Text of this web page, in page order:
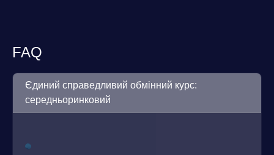
FAQ
Єдиний справедливий обмінний курс:
середньоринковий